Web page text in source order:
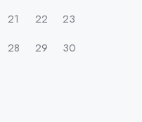
21 22
23
28 29
30